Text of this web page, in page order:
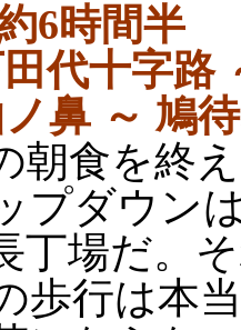
6時間半
代十字路
鼻 ～ 鳩
食を終
プダウン
丁場だ。
歩行は本